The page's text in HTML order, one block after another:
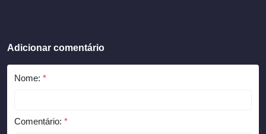
Adicionar comentário
Nome: *
Comentário: *